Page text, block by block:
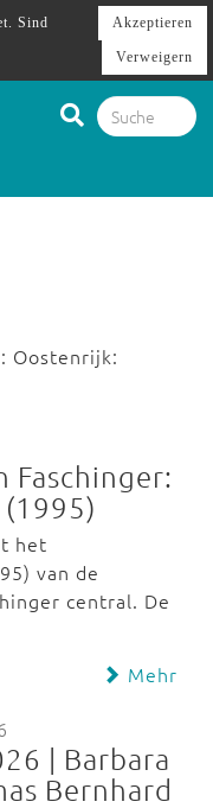
Oostenrijk:
Faschinger:
het
van de
central. De
Mehr
| Barbara
Bernhard
Sind
Akzeptieren
Verweigern